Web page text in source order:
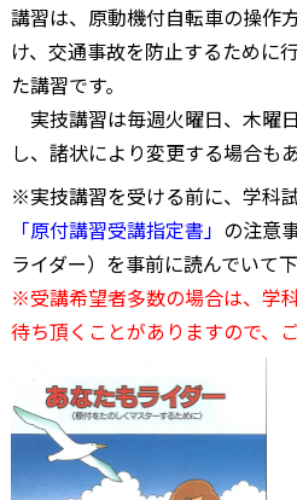
講習は、原動機付自転車の操作
け、交通事故を防止するために
た講習です。
実技講習は毎週火曜日、木曜
し、諸状により変更する場合も
※実技講習を受ける前に、学科
「原付講習受講指定書」 の注意
ライダー）を事前に読んでいて下
※受講希望者多数の場合は、学
待ち頂くことがありますので、